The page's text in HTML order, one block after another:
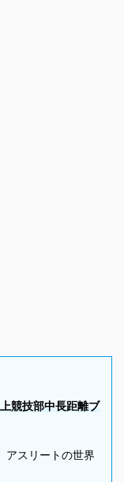
競技部中長距離ブ
アスリートの世界